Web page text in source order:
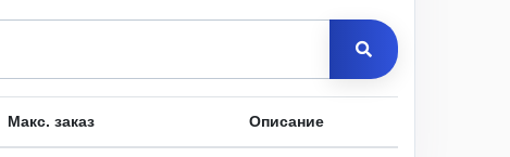
Макс. заказ Описание